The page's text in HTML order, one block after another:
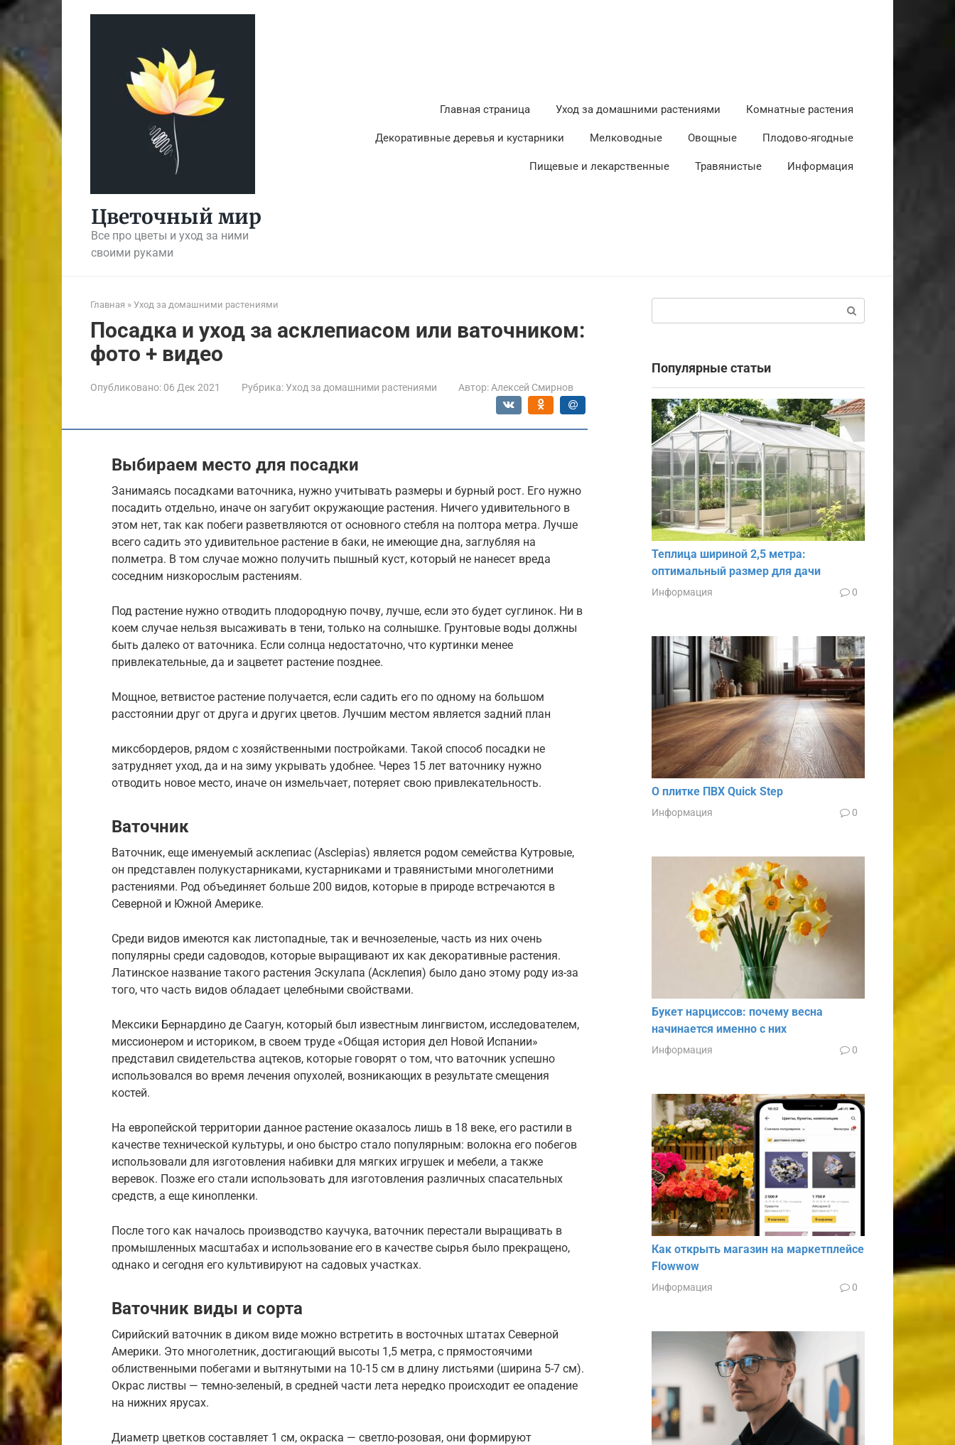
Перейти
Цветочный мир
Все про цветы и уход за ними
своими руками
Главная страница Уход за домашними растениями Комнатные растения
Декоративные деревья и кустарники Мелководные Овощные Плодово-ягодные
Пищевые и лекарственные Травянистые Информация
Главная » Уход за домашними растениями
Посадка и уход за асклепиасом или ваточником:
фото + видео
Опубликовано: 06 Дек 2021 Рубрика:Уход за домашними растениями Автор: Алексей Смирнов
Выбираем место для посадки
Занимаясь посадками ваточника, нужно учитывать размеры и бурный рост. Его нужно
посадить отдельно, иначе он загубит окружающие растения. Ничего удивительного в
этом нет, так как побеги разветвляются от основного стебля на полтора метра. Лучше
всего садить это удивительное растение в баки, не имеющие дна, заглубляя на
полметра. В том случае можно получить пышный куст, который не нанесет вреда
соседним низкорослым растениям.
Под растение нужно отводить плодородную почву, лучше, если это будет суглинок. Ни в
коем случае нельзя высаживать в тени, только на солнышке. Грунтовые воды должны
быть далеко от ваточника. Если солнца недостаточно, что куртинки менее
привлекательные, да и зацветет растение позднее.
Мощное, ветвистое растение получается, если садить его по одному на большом
расстоянии друг от друга и других цветов. Лучшим местом является задний план
миксбордеров, рядом с хозяйственными постройками. Такой способ посадки не
затрудняет уход, да и на зиму укрывать удобнее. Через 15 лет ваточнику нужно
отводить новое место, иначе он измельчает, потеряет свою привлекательность.
Ваточник
Ваточник, еще именуемый асклепиас (Asclepias) является родом семейства Кутровые,
он представлен полукустарниками, кустарниками и травянистыми многолетними
растениями. Род объединяет больше 200 видов, которые в природе встречаются в
Северной и Южной Америке.
Среди видов имеются как листопадные, так и вечнозеленые, часть из них очень
популярны среди садоводов, которые выращивают их как декоративные растения.
Латинское название такого растения Эскулапа (Асклепия) было дано этому роду из-за
того, что часть видов обладает целебными свойствами.
Мексики Бернардино де Саагун, который был известным лингвистом, исследователем,
миссионером и историком, в своем труде «Общая история дел Новой Испании»
представил свидетельства ацтеков, которые говорят о том, что ваточник успешно
использовался во время лечения опухолей, возникающих в результате смещения
костей.
На европейской территории данное растение оказалось лишь в 18 веке, его растили в
качестве технической культуры, и оно быстро стало популярным: волокна его побегов
использовали для изготовления набивки для мягких игрушек и мебели, а также
веревок. Позже его стали использовать для изготовления различных спасательных
средств, а еще кинопленки.
После того как началось производство каучука, ваточник перестали выращивать в
промышленных масштабах и использование его в качестве сырья было прекращено,
однако и сегодня его культивируют на садовых участках.
Ваточник виды и сорта
Сирийский ваточник в диком виде можно встретить в восточных штатах Северной
Америки. Это многолетник, достигающий высоты 1,5 метра, с прямостоячими
облиственными побегами и вытянутыми на 10-15 см в длину листьями (ширина 5-7 см).
Окрас листвы — темно-зеленый, в средней части лета нередко происходит ее опадение
на нижних ярусах.
Диаметр цветков составляет 1 см, окраска — светло-розовая, они формируют
Популярные статьи
Теплица шириной 2,5 метра:
оптимальный размер для дачи
Информация 0
О плитке ПВХ Quick Step
Информация 0
Букет нарциссов: почему весна
начинается именно с них
Информация 0
Как открыть магазин на маркетплейсе
Flowwow
Информация 0